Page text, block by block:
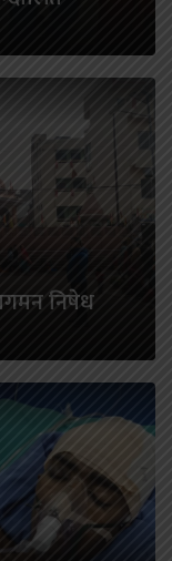
निषेध